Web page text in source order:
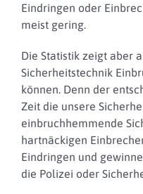
Eindringen oder
meist gering.
Die Statistik zeigt aber
Sicherheitstechnik
können. Denn der
Zeit die unsere
einbruchhemmende
hartnäckigen
Eindringen und
die Polizei oder